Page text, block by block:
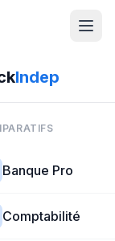
Indep
Banque Pro
Comptabilité
27 février 2026
de